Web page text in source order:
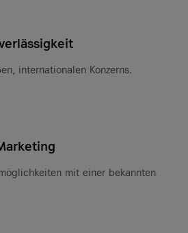
internationalen Konzerns.
mit einer bekannten